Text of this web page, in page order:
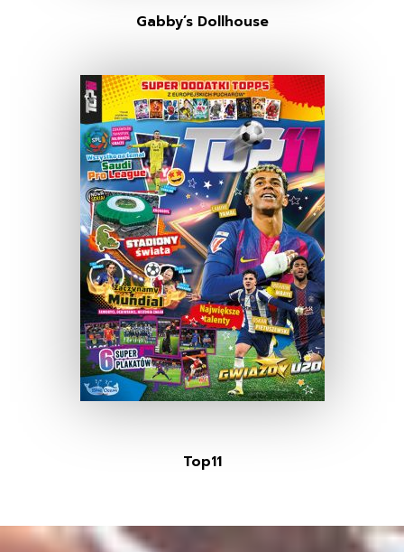
Gabby’s Dollhouse
Top11